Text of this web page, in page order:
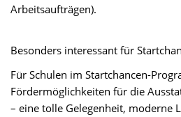
Arbeitsaufträgen).
Besonders interessant für
Für Schulen im Startchancen-
Fördermöglichkeiten für die
– eine tolle Gelegenheit, moderne